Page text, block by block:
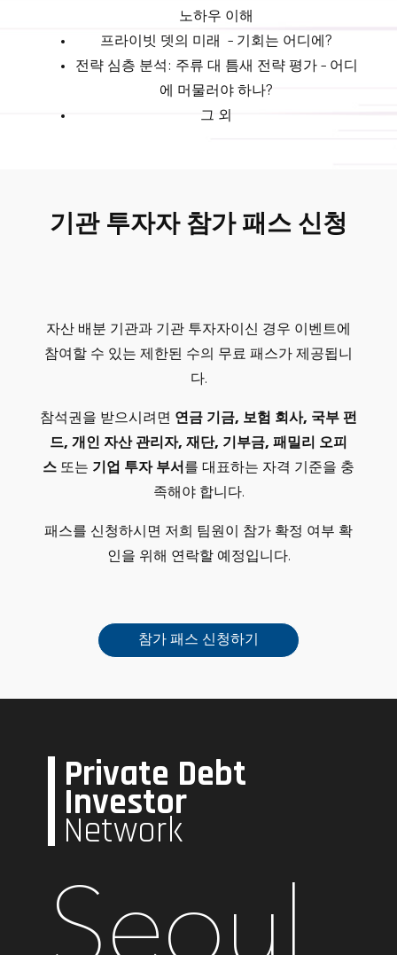
노하우 이해
프라이빗 뎃의 미래 – 기회는 어디에?
전략 심층 분석: 주류 대 틈새 전략 평가 – 어디
에 머물러야 하나?
그 외
기관 투자자 참가 패스 신청
자산 배분 기관과 기관 투자자이신 경우 이벤트에
참여할 수 있는 제한된 수의 무료 패스가 제공됩니
다.
참석권을 받으시려면 연금 기금, 보험 회사, 국부 펀
드, 개인 자산 관리자, 재단, 기부금, 패밀리 오피
스 또는 기업 투자 부서 를 대표하는 자격 기준을 충
족해야 합니다.
패스를 신청하시면 저희 팀원이 참가 확정 여부 확
인을 위해 연락할 예정입니다.
참가 패스 신청하기
Private Debt
Investor
Network